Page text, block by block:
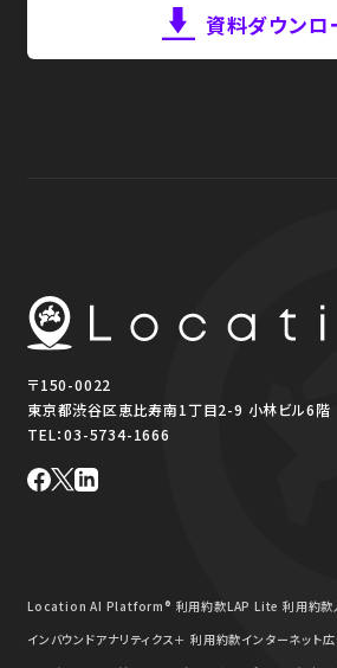
資料ダウンロ
〒150-0022
東京都渋谷区恵比寿南1丁目2-9 小林ビル6階
TEL：03-5734-1666
Location AI Platform® 利用約款LAP Lite 利用約款
インバウンドアナリティクス＋ 利用約款インターネット